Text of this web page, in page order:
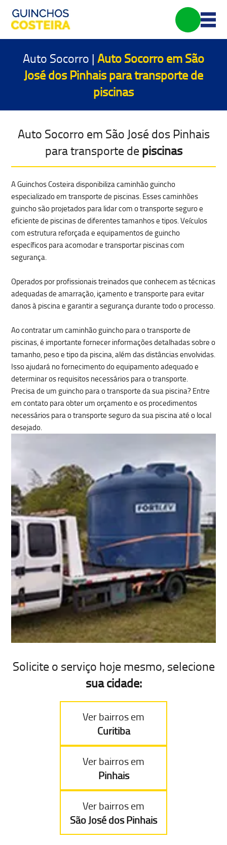
Auto Socorro | Auto Socorro em São
José dos Pinhais para transporte de
piscinas
Auto Socorro em São José dos Pinhais
para transporte de piscinas
A Guinchos Costeira disponibiliza caminhão guincho
especializado em transporte de piscinas. Esses caminhões
guincho são projetados para lidar com otransporte seguro e
eficiente de piscinasde diferentes tamanhos e tipos. Veículos
com estrutura reforçada e equipamentos de guincho
específicos para acomodar e transportar piscinas com
segurança.
Operados por profissionais treinados que conhecem as técnicas
adequadas de amarração, içamento e transporte para evitar
danos à piscina e garantir a segurança durante todo o processo.
Ao contratar um caminhão guincho para o transporte de
piscinas, é importante fornecer informações detalhadas sobre o
tamanho, peso e tipo da piscina, além das distâncias envolvidas.
Isso ajudará no fornecimento do equipamento adequado e
determinar os requisitos necessários para o transporte.
Precisa de um guincho para o transporte da sua piscina? Entre
em contato para obter um orçamento e os procedimentos
necessários para o transporte seguro da sua piscina até o local
desejado.
Solicite o serviço hoje mesmo, selecione
sua cidade:
Ver bairros em
Curitiba
Ver bairros em
Pinhais
Ver bairros em
São José dos Pinhais